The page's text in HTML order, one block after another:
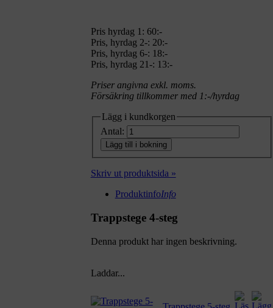
Pris hyrdag 1: 60:-
Pris, hyrdag 2-: 20:-
Pris, hyrdag 6-: 18:-
Pris, hyrdag 21-: 13:-
Priser angivna exkl. moms.
Försäkring tillkommer med 1:-/hyrdag
Lägg i kundkorgen
Antal:
Lägg till i bokning
Skriv ut produktsida »
ProduktinfoInfo
Trappstege 4-steg
Denna produkt har ingen beskrivning.
Laddar...